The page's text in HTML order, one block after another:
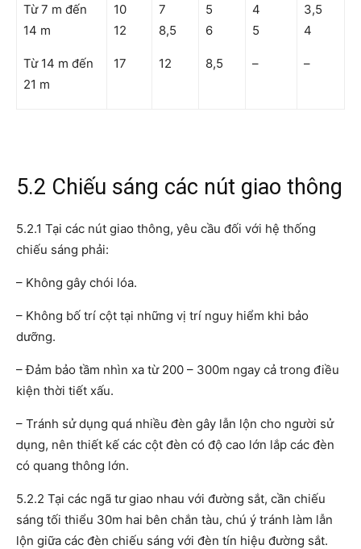
Từ 7 m đến
14 m
Từ 14 m đến
21 m
10
12
17
7
8,5
12
5
6
8,5
4
5
–
3,5
4
–
5.2 Chiếu sáng các nút giao thông
5.2.1 Tại các nút giao thông, yêu cầu đối với hệ thống
chiếu sáng phải:
– Không gây chói lóa.
– Không bố trí cột tại những vị trí nguy hiểm khi bảo
dưỡng.
– Đảm bảo tầm nhìn xa từ 200 – 300m ngay cả trong điều
kiện thời tiết xấu.
– Tránh sử dụng quá nhiều đèn gây lẫn lộn cho người sử
dụng, nên thiết kế các cột đèn có độ cao lớn lắp các đèn
có quang thông lớn.
5.2.2 Tại các ngã tư giao nhau với đường sắt, cần chiếu
sáng tối thiểu 30m hai bên chắn tàu, chú ý tránh làm lẫn
lộn giữa các đèn chiếu sáng với đèn tín hiệu đường sắt.